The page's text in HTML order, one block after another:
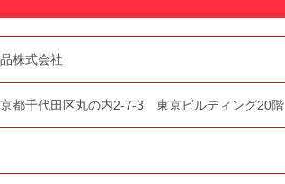
株式会社
京都千代田区丸の内2-7-3 東京ビルディング20階